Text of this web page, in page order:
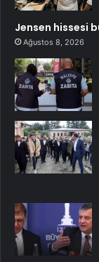
Jensen hissesi
Ağustos 8, 2026